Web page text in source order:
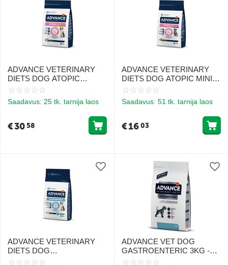
ADVANCE VETERINARY
DIETS DOG ATOPIC
RABBIT 3KG - KESKMISE
TÄISKASVANUD
ATOOPILINE DERMATIIT
Saadavus: 25 tk. tarnija laos
€3058
ADVANCE VETERINARY
DIETS DOG ATOPIC MINI
1.5KG - VÄIKEST TÕUGU
KOERTELE, KEL ON
ATOOPILINE DERMATIIT
Saadavus: 51 tk. tarnija laos
€1603
ADVANCE VETERINARY
DIETS DOG
GASTROENTERIC 12KG -
ADVANCE VET DOG
GASTROENTERIC 3KG -
Toidu seedetrakti tervisele